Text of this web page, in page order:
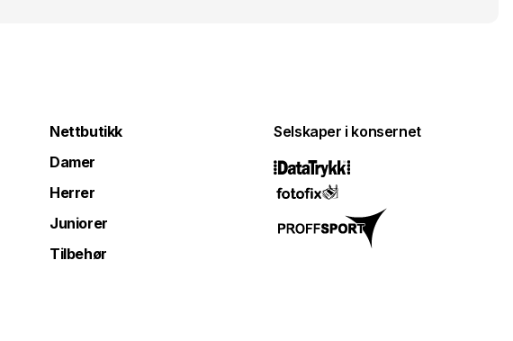
Nettbutikk
Damer
Herrer
Juniorer
Tilbehør
Selskaper i konsernet